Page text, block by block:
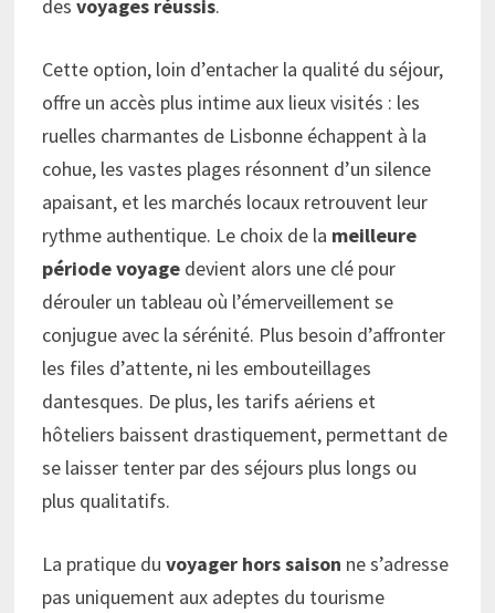
desvoyages réussis.
Cette option, loin d’entacher la qualité du séjour,
offre un accès plus intime aux lieux visités : les
ruelles charmantes de Lisbonne échappent à la
cohue, les vastes plages résonnent d’un silence
apaisant, et les marchés locaux retrouvent leur
rythme authentique. Le choix de la meilleure
période voyage devient alors une clé pour
dérouler un tableau où l’émerveillement se
conjugue avec la sérénité. Plus besoin d’affronter
les files d’attente, ni les embouteillages
dantesques. De plus, les tarifs aériens et
hôteliers baissent drastiquement, permettant de
se laisser tenter par des séjours plus longs ou
plus qualitatifs.
La pratique duvoyager hors saison ne s’adresse
pas uniquement aux adeptes du tourisme